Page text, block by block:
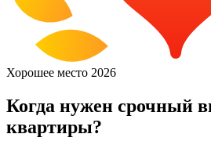
Хорошее место 2026
Когда нужен срочный
квартиры?